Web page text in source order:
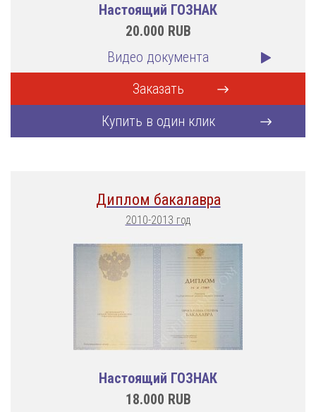
Настоящий ГОЗНАК
20.000 RUB
Видео документа
Заказать
Купить в один клик
Диплом бакалавра
2010-2013 год
Настоящий ГОЗНАК
18.000 RUB